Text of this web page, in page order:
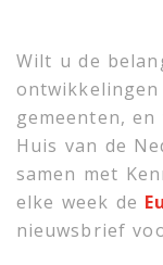
Wilt u de
gemeenten,
Huis van de
samen met
elke week de
nieuwsbrief